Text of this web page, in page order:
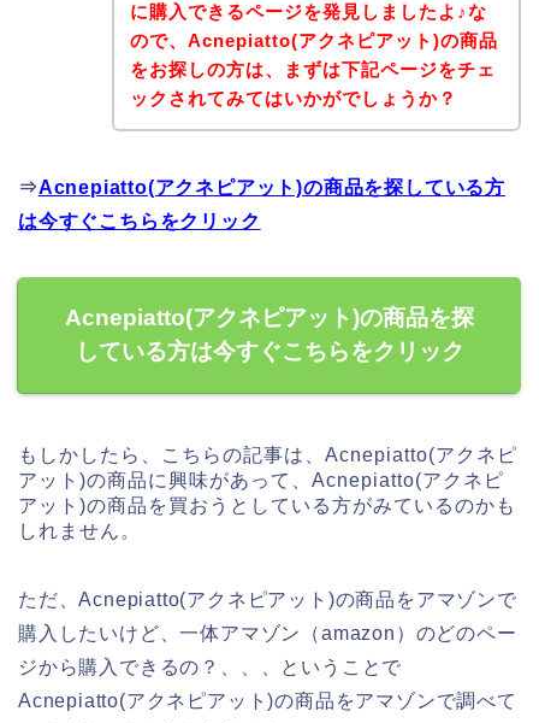
に購入できるページを発見しましたよ♪な
ので、Acnepiatto(アクネピアット)の商品
をお探しの方は、まずは下記ページをチェ
ックされてみてはいかがでしょうか？
⇒Acnepiatto(アクネピアット)の商品を探している方
は今すぐこちらをクリック
Acnepiatto(アクネピアット)の商品を探
している方は今すぐこちらをクリック
もしかしたら、こちらの記事は、Acnepiatto(アクネピ
アット)の商品に興味があって、Acnepiatto(アクネピ
アット)の商品を買おうとしている方がみているのかも
しれません。
ただ、Acnepiatto(アクネピアット)の商品をアマゾンで
購入したいけど、一体アマゾン（amazon）のどのペー
ジから購入できるの？、、、ということで
Acnepiatto(アクネピアット)の商品をアマゾンで調べて